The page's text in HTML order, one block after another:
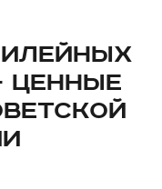
ценные